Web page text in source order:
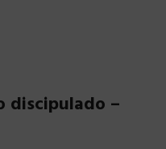
discipulado –